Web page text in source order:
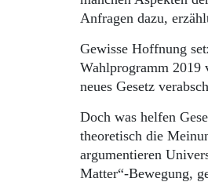
Anfragen dazu,
Gewisse Hoffnung
Wahlprogramm 2019
neues Gesetz
Doch was helfen
theoretisch die
argumentieren
Matter“-Bewegung,